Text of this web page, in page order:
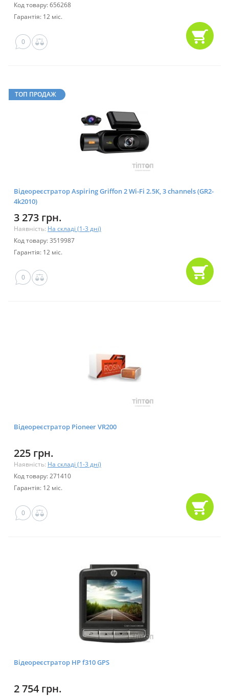
Код товару: 656268
Гарантія: 12 міс.
0
ТОП ПРОДАЖ
Відеореєстратор Aspiring Griffon 2 Wi-Fi 2.5К, 3 channels (GR2-
4k2010)
3 273 грн.
Наявність: На складі (1-3 дні)
Код товару: 3519987
Гарантія: 12 міс.
0
Відеореєстратор Pioneer VR200
225 грн.
Наявність: На складі (1-3 дні)
Код товару: 271410
Гарантія: 12 міс.
0
Відеореєстратор HP f310 GPS
2 754 грн.